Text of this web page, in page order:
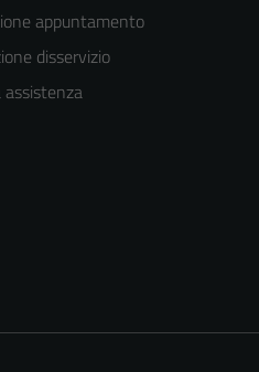
appuntamento
disservizio
assistenza